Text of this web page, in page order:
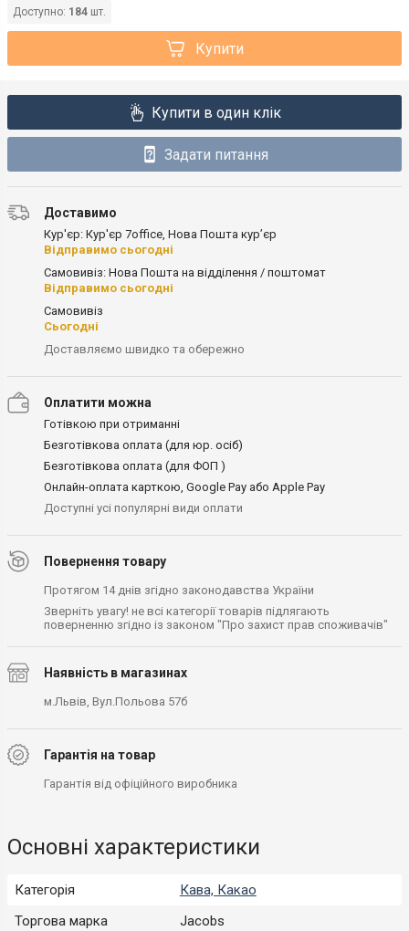
Доступно: 184 шт.
Купити
Купити в один клік
Задати питання
Доставимо
Кур'єр: Кур'єр 7office, Нова Пошта кур’єр
Відправимо сьогодні
Самовивіз: Нова Пошта на відділення / поштомат
Відправимо сьогодні
Самовивіз
Сьогодні
Доставляємо швидко та обережно
Оплатити можна
Готівкою при отриманні
Безготівкова оплата (для юр. осіб)
Безготівкова оплата (для ФОП )
Онлайн-оплата карткою, Google Pay або Apple Pay
Доступні усі популярні види оплати
Повернення товару
Протягом 14 днів згідно законодавства України
Зверніть увагу! не всі категорії товарів підлягають
поверненню згідно із законом "Про захист прав споживачів"
Наявність в магазинах
м.Львів, Вул.Польова 57б
Гарантія на товар
Гарантія від офіційного виробника
Основні характеристики
Категорія
Кава, Какао
Торгова марка
Jacobs